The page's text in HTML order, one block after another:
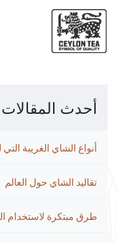
أحدث المقالات
أنواع الشاي الغريبة
تقاليد الشاي حول العالم
طرق مبتكرة لاستخدام